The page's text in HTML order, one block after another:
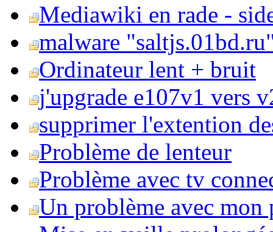
Mediawiki en rade -
malware
Ordinateur lent + bruit
j'upgrade e107v1 vers
supprimer l'extention
Problème de lenteur
Problème avec tv
Un problème avec mon